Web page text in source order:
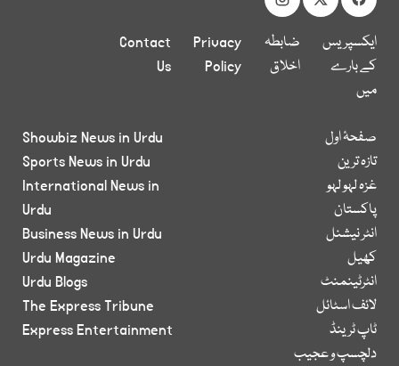
ایکسپریس
کے بارے
میں
ضابطہ
اخلاق
Privacy
Policy
Contact
Us
صفحۂ اول
تازہ ترین
غزہ لہو لہو
پاکستان
انٹر نیشنل
کھیل
انٹرٹینمنٹ
لائف اسٹائل
ٹاپ ٹرینڈ
دلچسپ و عجیب
Showbiz News in Urdu
Sports News in Urdu
International News in
Urdu
Business News in Urdu
Urdu Magazine
Urdu Blogs
The Express Tribune
Express Entertainment